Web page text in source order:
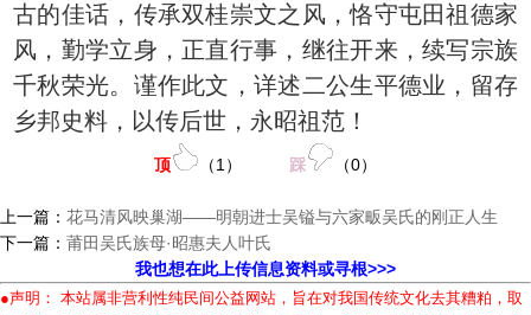
古的佳话，传承双桂崇文之风，恪守屯田祖德家
风，勤学立身，正直行事，继往开来，续写宗族
千秋荣光。谨作此文，详述二公生平德业，留存
乡邦史料，以传后世，永昭祖范！
顶 （1） 踩 （0）
上一篇： 花马清风映巢湖——明朝进士吴镒与六家畈吴氏的刚正人生
下一篇： 莆田吴氏族母·昭惠夫人叶氏
我也想在此上传信息资料或寻根>>>
●声明： 本站属非营利性纯民间公益网站，旨在对我国传统文化去其糟粕，取